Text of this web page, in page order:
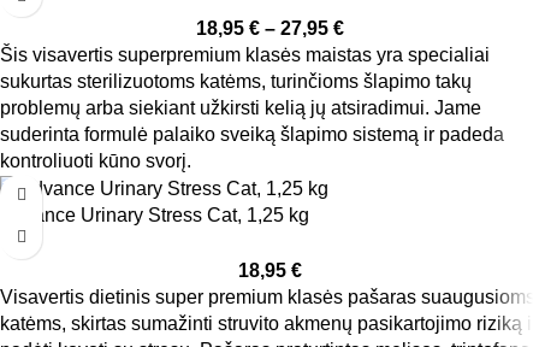
18,95 € – 27,95 €
Šis visavertis superpremium klasės maistas yra specialiai
sukurtas sterilizuotoms katėms, turinčioms šlapimo takų
problemų arba siekiant užkirsti kelią jų atsiradimui. Jame
suderinta formulė palaiko sveiką šlapimo sistemą ir padeda
kontroliuoti kūno svorį.
Advance Urinary Stress Cat, 1,25 kg
18,95 €
Visavertis dietinis super premium klasės pašaras suaugusioms
katėms, skirtas sumažinti struvito akmenų pasikartojimo riziką ir